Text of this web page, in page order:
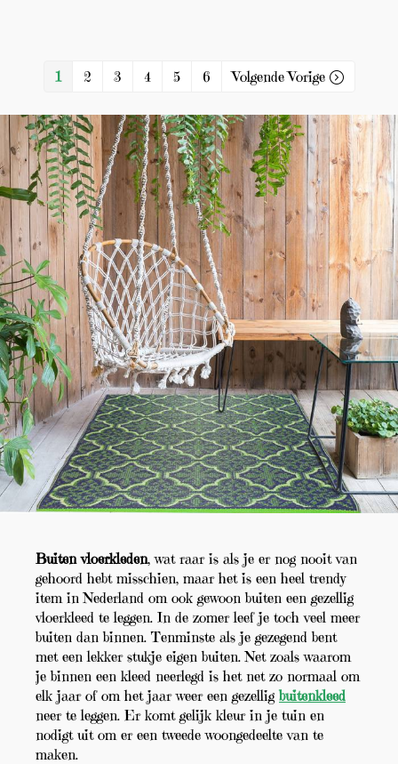
1 2 3 4 5 6 Volgende Vorige
Buiten vloerkleden, wat raar is als je er nog nooit van
gehoord hebt misschien, maar het is een heel trendy
item in Nederland om ook gewoon buiten een gezellig
vloerkleed te leggen. In de zomer leef je toch veel meer
buiten dan binnen. Tenminste als je gezegend bent
met een lekker stukje eigen buiten. Net zoals waarom
je binnen een kleed neerlegd is het net zo normaal om
elk jaar of om het jaar weer een gezellig buitenkleed
neer te leggen. Er komt gelijk kleur in je tuin en
nodigt uit om er een tweede woongedeelte van te
maken.